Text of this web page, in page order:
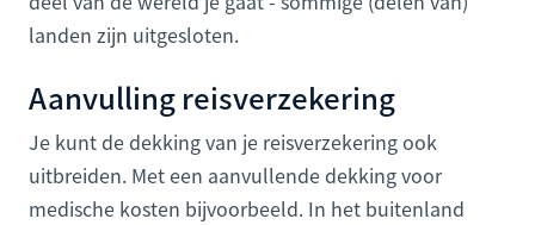
landen zijn uitgesloten.
Aanvulling reisverzekering
Je kunt de dekking van je reisverzekering ook
uitbreiden. Met een aanvullende dekking voor
medische kosten bijvoorbeeld. In het buitenland